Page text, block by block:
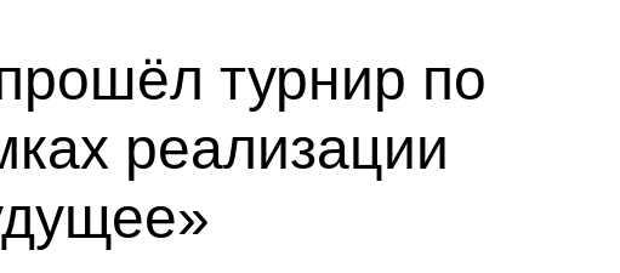
турнир по
реализации